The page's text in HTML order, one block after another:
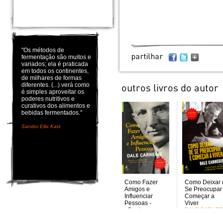
"Os métodos de
fermentação são muitos e
variados; ela é praticada
em todos os continentes,
de milhares de formas
diferentes. (...) verá como
é simples aproveitar os
poderes nutritivos e
curativos dos alimentos e
bebidas fermentados."
Sandor Ellix Katz
Como Fazer
Amigos e
Influenciar
Pessoas -
eBook
Como Deixar
Se Preocupar
Começar a
Viver
DALE